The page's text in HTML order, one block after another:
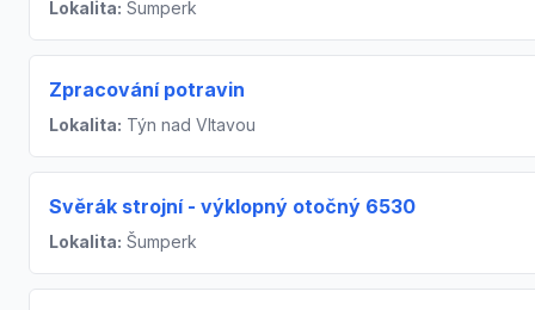
Lokalita: Šumperk
Zpracování potravin
Lokalita: Týn nad Vltavou
Svěrák strojní - výklopný otočný 6530
Lokalita: Šumperk